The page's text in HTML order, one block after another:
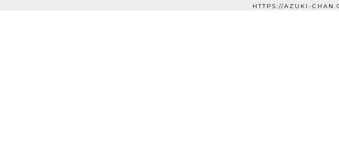
HTTPS://AZUKI-